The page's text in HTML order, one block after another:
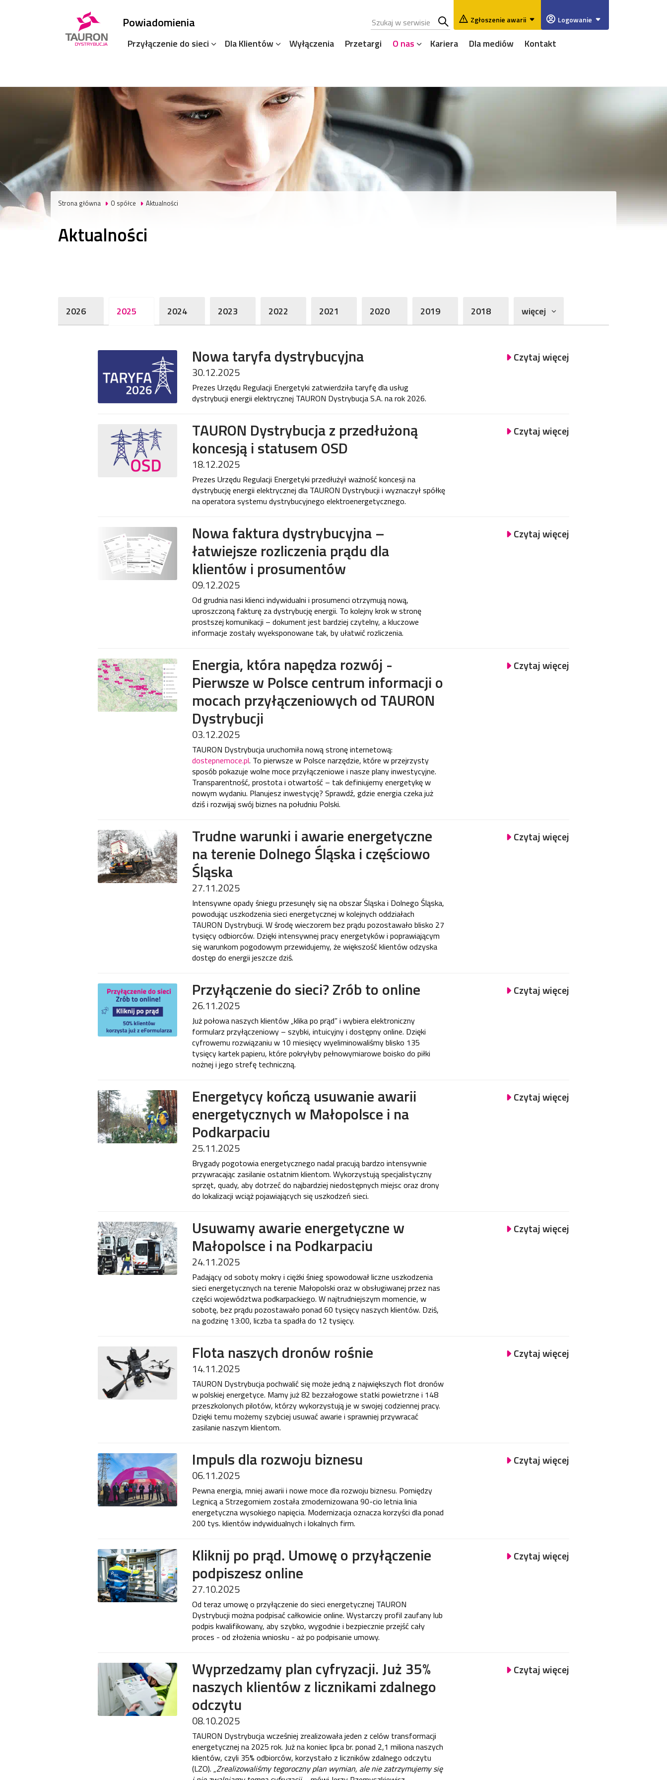
Powiadomienia Zgłoszenie awarii Logowanie
Przyłączenie do sieci Dla Klientów Wyłączenia Przetargi O nas Kariera Dla mediów Kontakt
Strona główna O spółce Aktualności
Aktualności
2026 2025 2024 2023 2022 2021 2020 2019 2018 więcej
Nowa taryfa dystrybucyjna
30.12.2025
Prezes Urzędu Regulacji Energetyki zatwierdziła taryfę dla usług
dystrybucji energii elektrycznej TAURON Dystrybucja S.A. na rok 2026.
Czytaj więcej
TAURON Dystrybucja z przedłużoną
koncesją i statusem OSD
18.12.2025
Prezes Urzędu Regulacji Energetyki przedłużył ważność koncesji na
dystrybucję energii elektrycznej dla TAURON Dystrybucji i wyznaczył spółkę
na operatora systemu dystrybucyjnego elektroenergetycznego.
Czytaj więcej
Nowa faktura dystrybucyjna –
łatwiejsze rozliczenia prądu dla
klientów i prosumentów
09.12.2025
Od grudnia nasi klienci indywidualni i prosumenci otrzymują nową,
uproszczoną fakturę za dystrybucję energii. To kolejny krok w stronę
prostszej komunikacji – dokument jest bardziej czytelny, a kluczowe
informacje zostały wyeksponowane tak, by ułatwić rozliczenia.
Czytaj więcej
Energia, która napędza rozwój -
Pierwsze w Polsce centrum informacji o
mocach przyłączeniowych od TAURON
Dystrybucji
03.12.2025
TAURON Dystrybucja uruchomiła nową stronę internetową:
dostepnemoce.pl. To pierwsze w Polsce narzędzie, które w przejrzysty
sposób pokazuje wolne moce przyłączeniowe i nasze plany inwestycyjne.
Transparentność, prostota i otwartość – tak definiujemy energetykę w
nowym wydaniu. Planujesz inwestycję? Sprawdź, gdzie energia czeka już
dziś i rozwijaj swój biznes na południu Polski.
Czytaj więcej
Trudne warunki i awarie energetyczne
na terenie Dolnego Śląska i częściowo
Śląska
27.11.2025
Intensywne opady śniegu przesunęły się na obszar Śląska i Dolnego Śląska,
powodując uszkodzenia sieci energetycznej w kolejnych oddziałach
TAURON Dystrybucji. W środę wieczorem bez prądu pozostawało blisko 27
tysięcy odbiorców. Dzięki intensywnej pracy energetyków i poprawiającym
się warunkom pogodowym przewidujemy, że większość klientów odzyska
dostęp do energii jeszcze dziś.
Czytaj więcej
Przyłączenie do sieci? Zrób to online
26.11.2025
Już połowa naszych klientów „klika po prąd” i wybiera elektroniczny
formularz przyłączeniowy – szybki, intuicyjny i dostępny online. Dzięki
cyfrowemu rozwiązaniu w 10 miesięcy wyeliminowaliśmy blisko 135
tysięcy kartek papieru, które pokryłyby pełnowymiarowe boisko do piłki
nożnej i jego strefę techniczną.
Czytaj więcej
Energetycy kończą usuwanie awarii
energetycznych w Małopolsce i na
Podkarpaciu
25.11.2025
Brygady pogotowia energetycznego nadal pracują bardzo intensywnie
przywracając zasilanie ostatnim klientom. Wykorzystują specjalistyczny
sprzęt, quady, aby dotrzeć do najbardziej niedostępnych miejsc oraz drony
do lokalizacji wciąż pojawiających się uszkodzeń sieci.
Czytaj więcej
Usuwamy awarie energetyczne w
Małopolsce i na Podkarpaciu
24.11.2025
Padający od soboty mokry i ciężki śnieg spowodował liczne uszkodzenia
sieci energetycznych na terenie Małopolski oraz w obsługiwanej przez nas
części województwa podkarpackiego. W najtrudniejszym momencie, w
sobotę, bez prądu pozostawało ponad 60 tysięcy naszych klientów. Dziś,
na godzinę 13:00, liczba ta spadła do 12 tysięcy.
Czytaj więcej
Flota naszych dronów rośnie
14.11.2025
TAURON Dystrybucja pochwalić się może jedną z największych flot dronów
w polskiej energetyce. Mamy już 82 bezzałogowe statki powietrzne i 148
przeszkolonych pilotów, którzy wykorzystują je w swojej codziennej pracy.
Dzięki temu możemy szybciej usuwać awarie i sprawniej przywracać
zasilanie naszym klientom.
Czytaj więcej
Impuls dla rozwoju biznesu
06.11.2025
Pewna energia, mniej awarii i nowe moce dla rozwoju biznesu. Pomiędzy
Legnicą a Strzegomiem została zmodernizowana 90-cio letnia linia
energetyczna wysokiego napięcia. Modernizacja oznacza korzyści dla ponad
200 tys. klientów indywidualnych i lokalnych firm.
Czytaj więcej
Kliknij po prąd. Umowę o przyłączenie
podpiszesz online
27.10.2025
Od teraz umowę o przyłączenie do sieci energetycznej TAURON
Dystrybucji można podpisać całkowicie online. Wystarczy profil zaufany lub
podpis kwalifikowany, aby szybko, wygodnie i bezpiecznie przejść cały
proces - od złożenia wniosku - aż po podpisanie umowy.
Czytaj więcej
Wyprzedzamy plan cyfryzacji. Już 35%
naszych klientów z licznikami zdalnego
odczytu
08.10.2025
TAURON Dystrybucja wcześniej zrealizowała jeden z celów transformacji
energetycznej na 2025 rok. Już na koniec lipca br. ponad 2,1 miliona naszych
klientów, czyli 35% odbiorców, korzystało z liczników zdalnego odczytu
(LZO). „Zrealizowaliśmy tegoroczny plan wymian, ale nie zatrzymujemy się
Czytaj więcej